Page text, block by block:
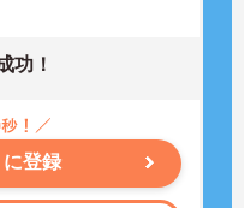
功！
登録